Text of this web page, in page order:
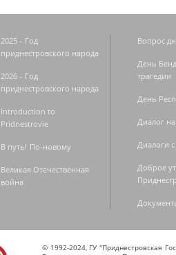
2025 - Год
приднестровского народа
2026 - Год
приднестровского народа
Introduction to
Pridnestrovie
В путь! По-новому
Великая Отечественная
война
Вопрос
День
трагедии
День
Диалог
Диалоги
Доброе
© 1992-2024, ГУ "Приднестровская